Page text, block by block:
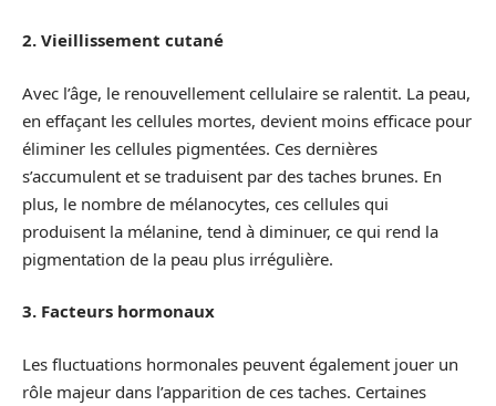
2. Vieillissement cutané
Avec l’âge, le renouvellement cellulaire se ralentit. La peau,
en effaçant les cellules mortes, devient moins efficace pour
éliminer les cellules pigmentées. Ces dernières
s’accumulent et se traduisent par des taches brunes. En
plus, le nombre de mélanocytes, ces cellules qui
produisent la mélanine, tend à diminuer, ce qui rend la
pigmentation de la peau plus irrégulière.
3. Facteurs hormonaux
Les fluctuations hormonales peuvent également jouer un
rôle majeur dans l’apparition de ces taches. Certaines